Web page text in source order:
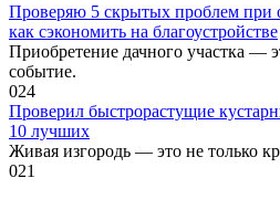
Проверяю 5 скрытых проблем при
как сэкономить на благоустройстве
Приобретение дачного участка —
событие.
024
Проверил быстрорастущие
10 лучших
Живая изгородь — это не только
021